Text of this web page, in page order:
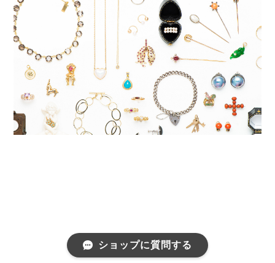
ショップに質問する